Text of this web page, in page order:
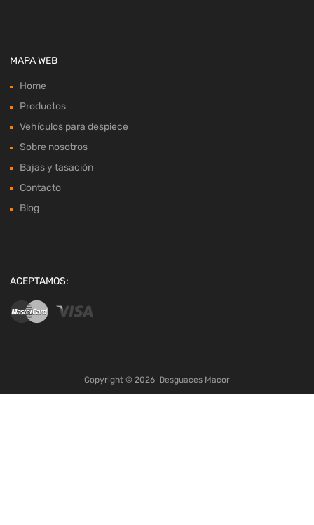
MAPA WEB
Home
Productos
Vehículos para despiece
Sobre nosotros
Bajas y tasación
Contacto
Blog
ACEPTAMOS:
Copyright © 2026 Desguaces Macor